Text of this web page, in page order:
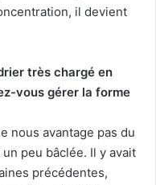
il devient
très chargé en
vous gérer la forme
nous avantage pas du
peu bâclée. Il y avait
précédentes,